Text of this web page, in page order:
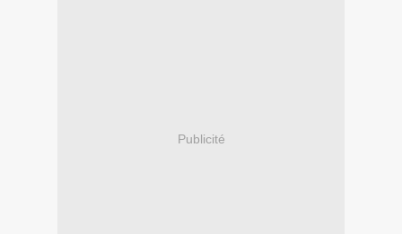
Publicité